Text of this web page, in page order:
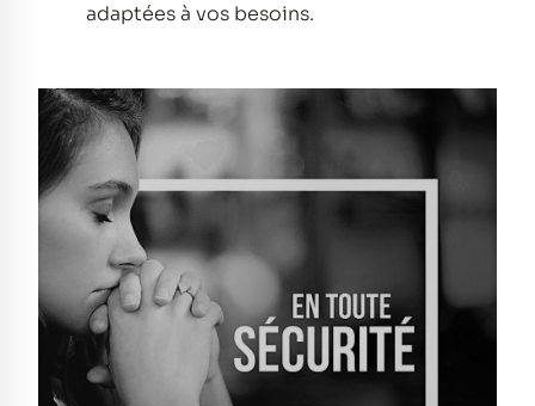
adaptées à vos besoins.